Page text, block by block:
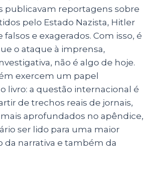
publicavam reportagens sobre
pelo Estado Nazista, Hitler
falsos e exagerados. Com isso, é
o ataque à imprensa,
não é algo de hoje.
exercem um papel
livro: a questão internacional é
de trechos reais de jornais,
aprofundados no apêndice,
ser lido para uma maior
da narrativa e também da